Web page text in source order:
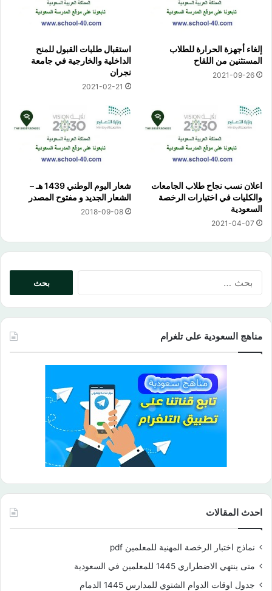
إلغاء أجهزة الحرارة للطلاب
المستثنين من اللقاح
2021-09-26
استقبال طلبات القبول للمنح
الداخلية والخارجية في جامعة
نجران
2021-02-21
اعلان نسب نجاح طلاب الجامعات
والكليات في اختبارات الرخصة
السعودية
2021-04-07
شعار اليوم الوطني 1439 هـ –
الشعار الجديد و مفتوح المصدر
2018-09-08
مناهج السعودية على تلغرام
احدث المقالات
نماذج اختبار الرخصة المهنية للمعلمين pdf
متى ينتهي الاضطراري 1445 للمعلمين في السعودية
جدول اوقات الدوام الشتوي للمدارس 1445 الدمام